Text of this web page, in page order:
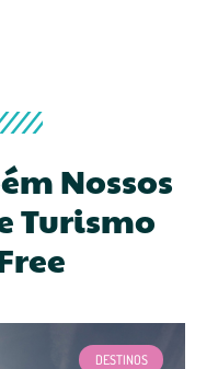
Nossos
Turismo
DESTINOS